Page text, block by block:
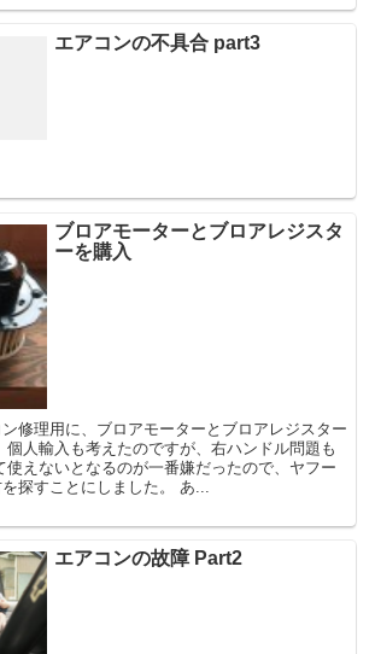
エアコンの不具合 part3
ブロアモーターとブロアレジスタ
ーを購入
修理用に、ブロアモーターとブロアレジスター
個人輸入も考えたのですが、右ハンドル問題も
使えないとなるのが一番嫌だったので、ヤフー
探すことにしました。 あ...
エアコンの故障 Part2